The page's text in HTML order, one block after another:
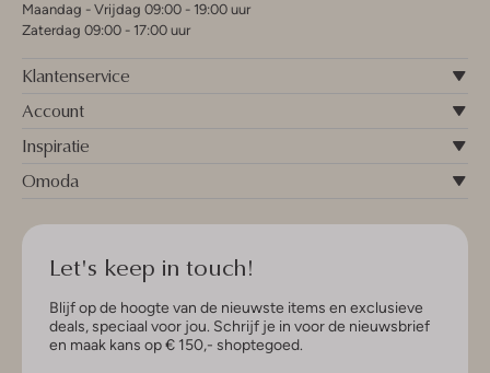
Maandag - Vrijdag 09:00 - 19:00 uur
Zaterdag 09:00 - 17:00 uur
Klantenservice
Account
Inspiratie
Omoda
Let's keep in touch!
Blijf op de hoogte van de nieuwste items en exclusieve
deals, speciaal voor jou. Schrijf je in voor de nieuwsbrief
en maak kans op € 150,- shoptegoed.